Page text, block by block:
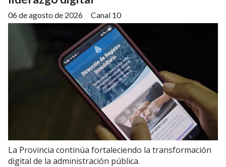
Canal 10
06 de agosto de 2026
La Provincia continúa fortaleciendo la transformación
digital de la administración pública.